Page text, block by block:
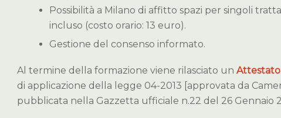
Possibilità a Milano di affitto spazi per singoli
incluso (costo orario: 13 euro).
Gestione del consenso informato.
Al termine della formazione viene rilasciato un Attestato
di applicazione della legge 04-2013 [approvata da
pubblicata nella Gazzetta ufficiale n.22 del 26 Gennaio